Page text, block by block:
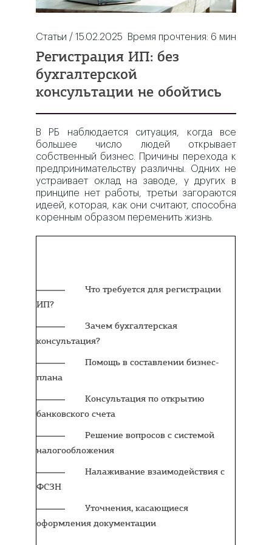
Статьи / 15.02.2025 Время прочтения: 6 мин
Регистрация ИП: без
бухгалтерской
консультации не обойтись
В РБ наблюдается ситуация, когда все
большее число людей открывает
собственный бизнес. Причины перехода к
предпринимательству различны. Одних не
устраивает оклад на заводе, у других в
принципе нет работы, третьи загораются
идеей, которая, как они считают, способна
коренным образом переменить жизнь.
Что требуется для регистрации
ИП?
Зачем бухгалтерская
консультация?
Помощь в составлении бизнес-
плана
Консультация по открытию
банковского счета
Решение вопросов с системой
налогообложения
Налаживание взаимодействия с
ФСЗН
Уточнения, касающиеся
оформления документации